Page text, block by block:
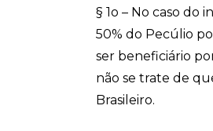
§ 1o – No caso do
50% do Pecúlio
ser beneficiário
não se trate de
Brasileiro.